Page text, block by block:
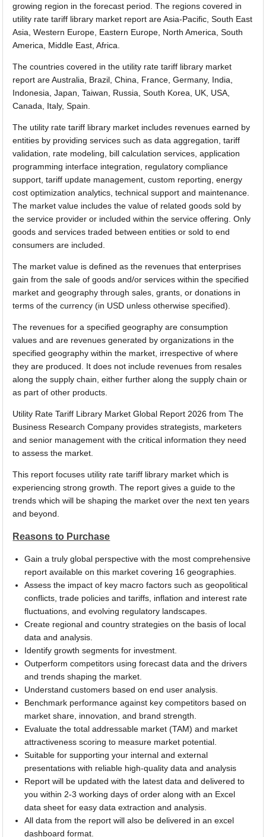
growing region in the forecast period. The regions covered in
utility rate tariff library market report are Asia-Pacific, South East
Asia, Western Europe, Eastern Europe, North America, South
America, Middle East, Africa.
The countries covered in the utility rate tariff library market
report are Australia, Brazil, China, France, Germany, India,
Indonesia, Japan, Taiwan, Russia, South Korea, UK, USA,
Canada, Italy, Spain.
The utility rate tariff library market includes revenues earned by
entities by providing services such as data aggregation, tariff
validation, rate modeling, bill calculation services, application
programming interface integration, regulatory compliance
support, tariff update management, custom reporting, energy
cost optimization analytics, technical support and maintenance.
The market value includes the value of related goods sold by
the service provider or included within the service offering. Only
goods and services traded between entities or sold to end
consumers are included.
The market value is defined as the revenues that enterprises
gain from the sale of goods and/or services within the specified
market and geography through sales, grants, or donations in
terms of the currency (in USD unless otherwise specified).
The revenues for a specified geography are consumption
values and are revenues generated by organizations in the
specified geography within the market, irrespective of where
they are produced. It does not include revenues from resales
along the supply chain, either further along the supply chain or
as part of other products.
Utility Rate Tariff Library Market Global Report 2026 from The
Business Research Company provides strategists, marketers
and senior management with the critical information they need
to assess the market.
This report focuses utility rate tariff library market which is
experiencing strong growth. The report gives a guide to the
trends which will be shaping the market over the next ten years
and beyond.
Reasons to Purchase
Gain a truly global perspective with the most comprehensive
report available on this market covering 16 geographies.
Assess the impact of key macro factors such as geopolitical
conflicts, trade policies and tariffs, inflation and interest rate
fluctuations, and evolving regulatory landscapes.
Create regional and country strategies on the basis of local
data and analysis.
Identify growth segments for investment.
Outperform competitors using forecast data and the drivers
and trends shaping the market.
Understand customers based on end user analysis.
Benchmark performance against key competitors based on
market share, innovation, and brand strength.
Evaluate the total addressable market (TAM) and market
attractiveness scoring to measure market potential.
Suitable for supporting your internal and external
presentations with reliable high-quality data and analysis
Report will be updated with the latest data and delivered to
you within 2-3 working days of order along with an Excel
data sheet for easy data extraction and analysis.
All data from the report will also be delivered in an excel
dashboard format.